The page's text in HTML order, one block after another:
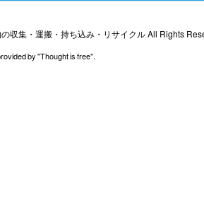
収集・運搬・持ち込み・リサイクルAll Rights
by "Thought is free".